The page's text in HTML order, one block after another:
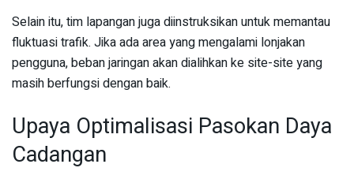
Selain itu, tim lapangan juga diinstruksikan untuk memantau
fluktuasi trafik. Jika ada area yang mengalami lonjakan
pengguna, beban jaringan akan dialihkan ke site-site yang
masih berfungsi dengan baik.
Upaya Optimalisasi Pasokan Daya
Cadangan